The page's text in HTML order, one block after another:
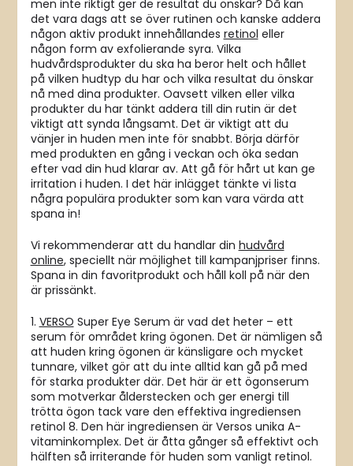
men inte riktigt ger de resultat du önskar? Då kan
det vara dags att se över rutinen och kanske addera
någon aktiv produkt innehållandes retinol eller
någon form av exfolierande syra. Vilka
hudvårdsprodukter du ska ha beror helt och hållet
på vilken hudtyp du har och vilka resultat du önskar
nå med dina produkter. Oavsett vilken eller vilka
produkter du har tänkt addera till din rutin är det
viktigt att synda långsamt. Det är viktigt att du
vänjer in huden men inte för snabbt. Börja därför
med produkten en gång i veckan och öka sedan
efter vad din hud klarar av. Att gå för hårt ut kan ge
irritation i huden. I det här inlägget tänkte vi lista
några populära produkter som kan vara värda att
spana in!
Vi rekommenderar att du handlar din hudvård
online, speciellt när möjlighet till kampanjpriser finns.
Spana in din favoritprodukt och håll koll på när den
är prissänkt.
1. VERSO Super Eye Serum är vad det heter – ett
serum för området kring ögonen. Det är nämligen så
att huden kring ögonen är känsligare och mycket
tunnare, vilket gör att du inte alltid kan gå på med
för starka produkter där. Det här är ett ögonserum
som motverkar ålderstecken och ger energi till
trötta ögon tack vare den effektiva ingrediensen
retinol 8. Den här ingrediensen är Versos unika A-
vitaminkomplex. Det är åtta gånger så effektivt och
hälften så irriterande för huden som vanligt retinol.